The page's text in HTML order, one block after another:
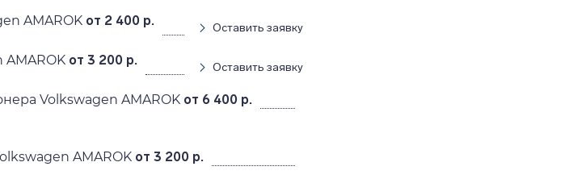
AMAROK от 2 400 р. Оставить заявку
от 3 200 р. Оставить заявку
Volkswagen AMAROK от 6 400 р.
AMAROK от 3 200 р.